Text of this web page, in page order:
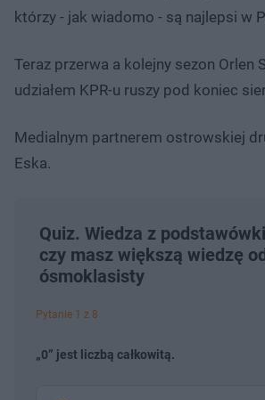
którzy - jak wiadomo - są najlepsi w
Teraz przerwa a kolejny sezon Orlen
udziałem KPR-u ruszy pod koniec
Medialnym partnerem ostrowskiej
Eska.
Quiz. Wiedza z
czy masz większą wiedzę
ósmoklasisty
Pytanie 1 z 8
„0” jest liczbą całkowitą.